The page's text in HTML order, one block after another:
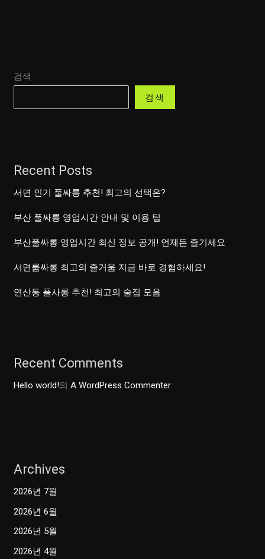
검색
검색
Recent Posts
서면 인기 풀싸롱 추천! 최고의 선택은?
부산 풀싸롱 영업시간 안내 및 이용 팁
부산풀싸롱 영업시간 최신 정보 공개! 언제든 즐기세요
서면룸싸롱 최고의 즐거움 지금 바로 경험하세요!
연산동 풀사롱 추천! 최고의 술집 모음
Recent Comments
Hello world!의A WordPress Commenter
Archives
2026년 7월
2026년 6월
2026년 5월
2026년 4월